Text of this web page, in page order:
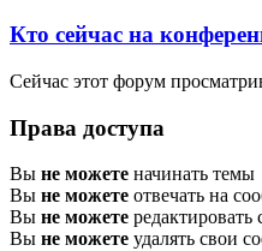
Кто сейчас на
Сейчас этот форум
Права доступа
Вы не можете начинать темы
Вы не можете отвечать на
Вы не можете
Вы не можете удалять свои